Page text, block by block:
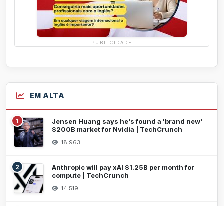
PUBLICIDADE
EM ALTA
1
Jensen Huang says he's found a 'brand new'
$200B market for Nvidia | TechCrunch
18.963
2
Anthropic will pay xAI $1.25B per month for
compute | TechCrunch
14.519